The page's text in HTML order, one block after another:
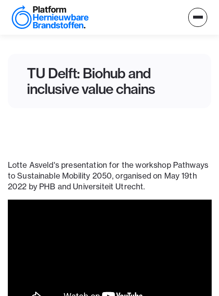
TU Delft: Biohub and
inclusive value chains
Lotte Asveld's presentation for the workshop Pathways
to Sustainable Mobility 2050, organised on May 19th
2022 by PHB and Universiteit Utrecht.